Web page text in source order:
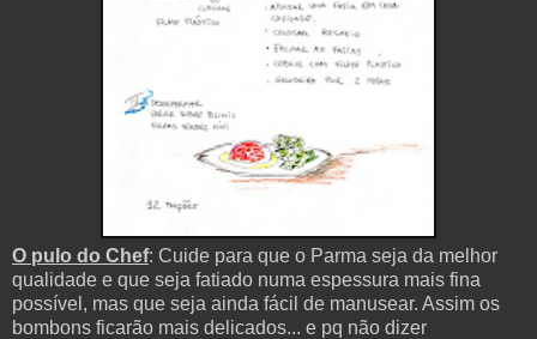
O pulo do Chef: Cuide para que o Parma seja da melhor
qualidade e que seja fatiado numa espessura mais fina
possível, mas que seja ainda fácil de manusear. Assim os
bombons ficarão mais delicados... e pq não dizer